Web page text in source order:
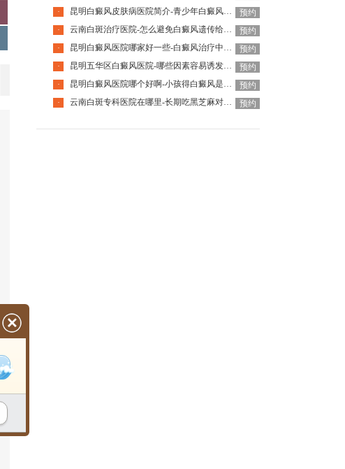
·
昆明白癜风皮肤病医院简介-青少年白癜风诱因有哪些
预约
·
云南白斑治疗医院-怎么避免白癜风遗传给孩子
预约
·
昆明白癜风医院哪家好一些-白癜风治疗中需要避免什么
预约
·
昆明五华区白癜风医院-哪些因素容易诱发白癜风
预约
·
昆明白癜风医院哪个好啊-小孩得白癜风是不是因为挑食呢
预约
·
云南白斑专科医院在哪里-长期吃黑芝麻对白癜风恢复有帮助吗 预约